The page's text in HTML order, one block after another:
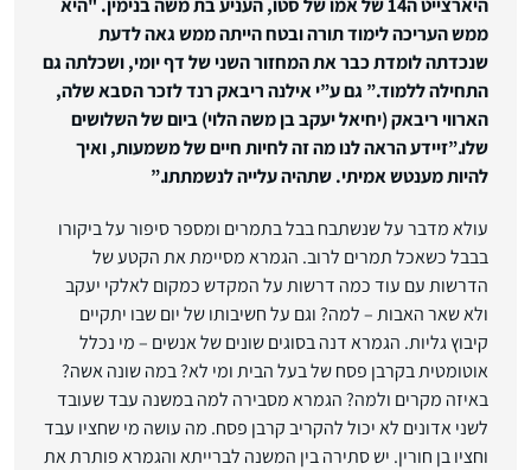
היארצייט ה14 של אמו של סטו, העניע בת משה בנימין. "היא
ממש העריכה לימוד תורה ובטח הייתה ממש גאה לדעת
שנכדתה לומדת כבר את המחזור השני של דף יומי, ושכלתה גם
התחילה ללמוד.” גם ע”י אילנה ריבאק רנד לזכר הסבא שלה,
הארווי ריבאק (יחיאל יעקב בן משה הלוי) ביום של השלושים
שלו.”זיידע הראה לנומה זה לחיות חיים של משמעות, ואיך
להיות מענטש אמיתי. שתהיה עלייה לנשמתתו.”
עולא מדבר על שנשתבח בבל בתמרים ומספר סיפור על ביקורו
בבבל כשאכל תמרים לרוב. הגמרא מסיימת את הקטע של
הדרשות עם עוד כמה דרשות על המקדש כמקום לאלקי יעקב
ולא שאר האבות – למה? וגם על חשיבותו של יום שבו יתקיים
קיבוץ גליות. הגמרא דנה בסוגים שונים של אנשים – מי נכלל
אוטומטית בקרבן פסח של בעל הבית ומי לא? במה שונה אשה?
באיזה מקרים ולמה? הגמרא מסבירה למה במשנה עבד שעובד
לשני אדונים לא יכול להקריב קרבן פסח. מה עושה מי שחציו עבד
וחציו בן חורין. יש סתירה בין המשנה לברייתא והגמרא פותרת את